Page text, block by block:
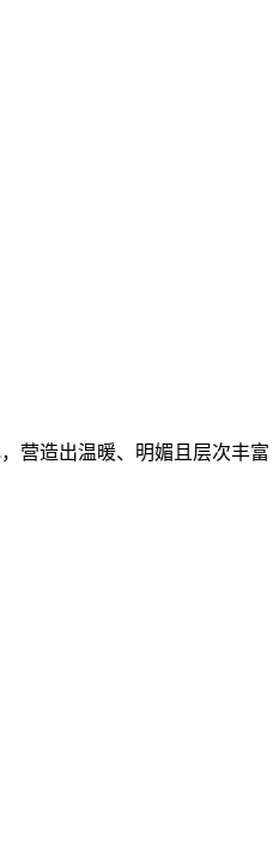
营造出温暖、明媚且层次丰富